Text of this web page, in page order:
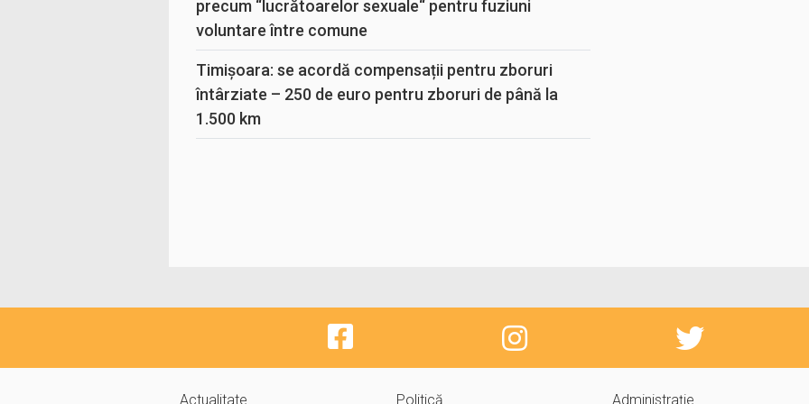
precum “lucrătoarelor sexuale“ pentru fuziuni
voluntare între comune
Timișoara: se acordă compensații pentru zboruri
întârziate – 250 de euro pentru zboruri de până la
1.500 km
Actualitate Politică Administrație